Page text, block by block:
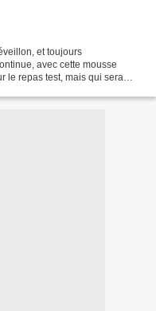
et toujours
avec cette mousse
le repas test, mais qui sera